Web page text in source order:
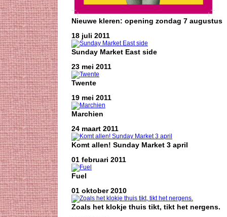
Nieuwe kleren: opening zondag 7 augustus
18 juli 2011
Sunday Market East side
23 mei 2011
Twente
19 mei 2011
Marchien
24 maart 2011
Komt allen! Sunday Market 3 april
01 februari 2011
Fuel
01 oktober 2010
Zoals het klokje thuis tikt, tikt het nergens.